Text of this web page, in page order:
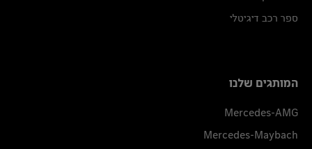
ספר רכב דיגיטלי
המותגים שלנו
Mercedes-AMG
Mercedes-Maybach